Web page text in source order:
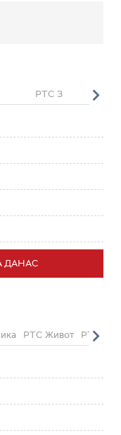
РТС 3
ДАНАС
РТС Живот РТС